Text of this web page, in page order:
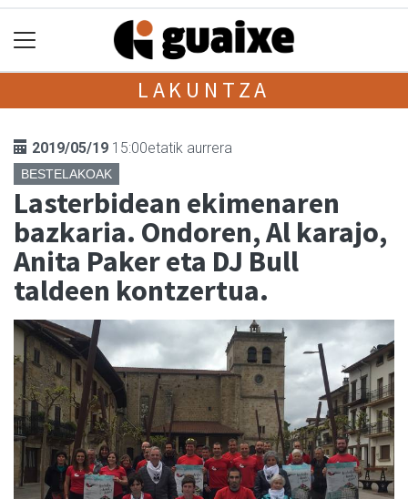
LAKUNTZA
2019/05/19 15:00etatik aurrera
BESTELAKOAK
Lasterbidean ekimenaren
bazkaria. Ondoren, Al karajo,
Anita Paker eta DJ Bull
taldeen kontzertua.